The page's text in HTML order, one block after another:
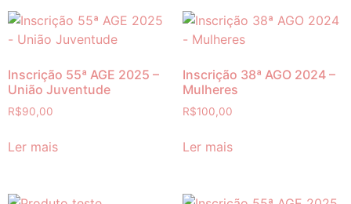
Inscrição 55ª AGE 2025 –
União Juventude
R$90,00
Ler mais
Inscrição 38ª AGO 2024 –
Mulheres
R$100,00
Ler mais